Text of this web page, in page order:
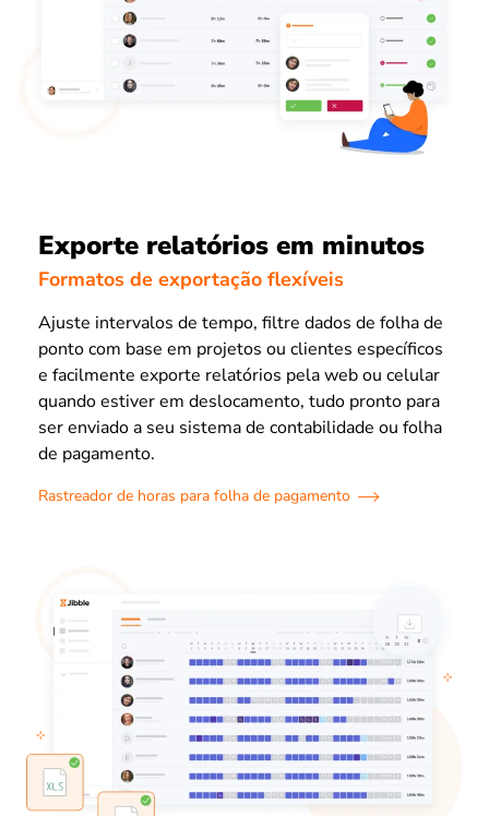
Exporte relatórios em minutos
Formatos de exportação flexíveis
Ajuste intervalos de tempo, filtre dados de folha de
ponto com base em projetos ou clientes específicos
e facilmente exporte relatórios pela web ou celular
quando estiver em deslocamento, tudo pronto para
ser enviado a seu sistema de contabilidade ou folha
de pagamento.
Rastreador de horas para folha de pagamento